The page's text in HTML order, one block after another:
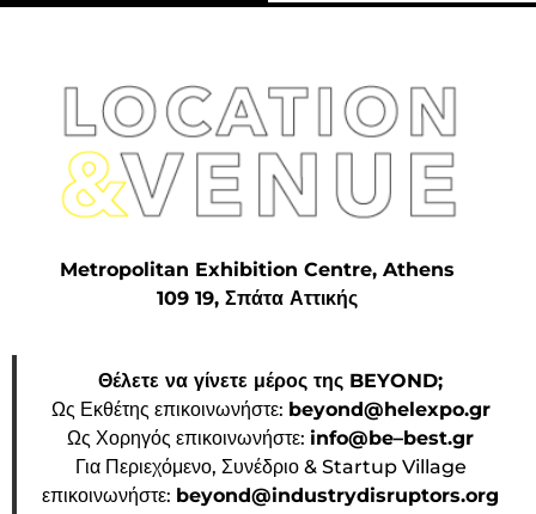
Metropolitan Exhibition Centre, Athens
109 19, Σπάτα Αττικής
Θέλετε να γίνετε μέρος της BEYOND;
Ως Εκθέτης επικοινωνήστε: beyond@helexpo.gr
Ως Χορηγός επικοινωνήστε: info@be–best.gr
Για Περιεχόμενο, Συνέδριο & Startup Village
επικοινωνήστε: beyond@industrydisruptors.org